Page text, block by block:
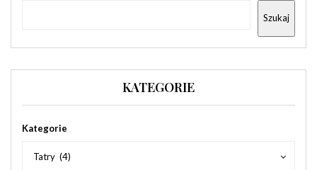
Szukaj
KATEGORIE
Kategorie
Tatry (4)